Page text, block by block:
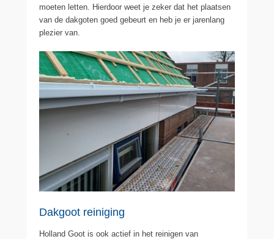
moeten letten. Hierdoor weet je zeker dat het plaatsen
van de dakgoten goed gebeurt en heb je er jarenlang
plezier van.
Dakgoot reiniging
Holland Goot is ook actief in het reinigen van